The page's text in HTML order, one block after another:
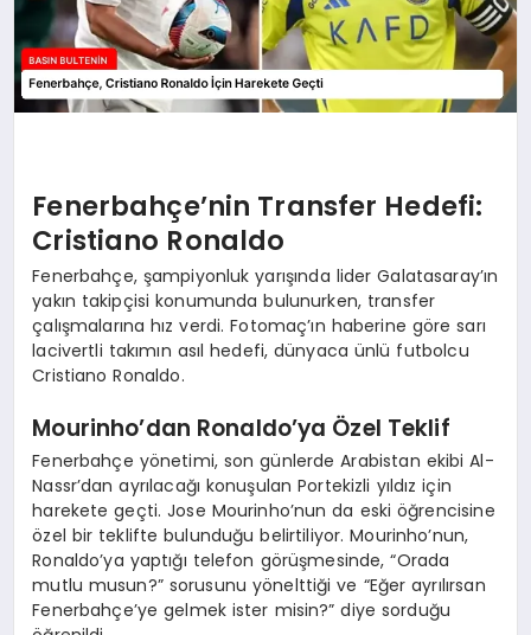
Fenerbahçe’nin Transfer Hedefi:
Cristiano Ronaldo
Fenerbahçe, şampiyonluk yarışında lider Galatasaray’ın
yakın takipçisi konumunda bulunurken, transfer
çalışmalarına hız verdi. Fotomaç’ın haberine göre sarı
lacivertli takımın asıl hedefi, dünyaca ünlü futbolcu
Cristiano Ronaldo.
Mourinho’dan Ronaldo’ya Özel Teklif
Fenerbahçe yönetimi, son günlerde Arabistan ekibi Al-
Nassr’dan ayrılacağı konuşulan Portekizli yıldız için
harekete geçti. Jose Mourinho’nun da eski öğrencisine
özel bir teklifte bulunduğu belirtiliyor. Mourinho’nun,
Ronaldo’ya yaptığı telefon görüşmesinde, “Orada
mutlu musun?” sorusunu yönelttiği ve “Eğer ayrılırsan
Fenerbahçe’ye gelmek ister misin?” diye sorduğu